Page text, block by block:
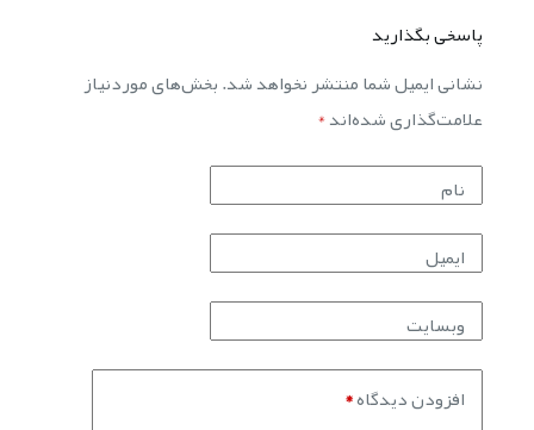
پاسخی بگذارید
نشانی ایمیل شما منتشر نخواهد شد.بخش‌های موردنیاز
علامت‌گذاری شده‌اند*
نام
ایمیل
وبسایت
افزودن دیدگاه*